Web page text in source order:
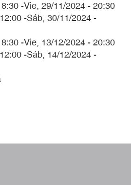
-Vie, 29/11/2024 - 20:30
-Sáb, 30/11/2024 -
-Vie, 13/12/2024 - 20:30
-Sáb, 14/12/2024 -